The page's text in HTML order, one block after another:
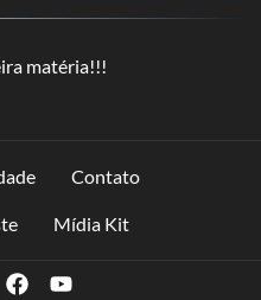
matéria!!!
Contato
Mídia Kit